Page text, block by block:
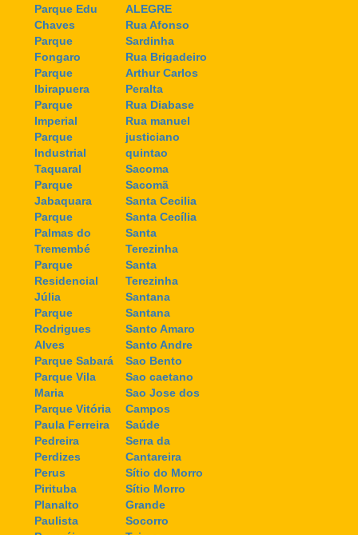
Parque Edu
Chaves
Parque
Fongaro
Parque
Ibirapuera
Parque
Imperial
Parque
Industrial
Taquaral
Parque
Jabaquara
Parque
Palmas do
Tremembé
Parque
Residencial
Júlia
Parque
Rodrigues
Alves
Parque Sabará
Parque Vila
Maria
Parque Vitória
Paula Ferreira
Pedreira
Perdizes
Perus
Pirituba
Planalto
Paulista
ALEGRE
Rua Afonso
Sardinha
Rua Brigadeiro
Arthur Carlos
Peralta
Rua Diabase
Rua manuel
justiciano
quintao
Sacoma
Sacomã
Santa Cecilia
Santa Cecília
Santa
Terezinha
Santa
Terezinha
Santana
Santana
Santo Amaro
Santo Andre
Sao Bento
Sao caetano
Sao Jose dos
Campos
Saúde
Serra da
Cantareira
Sítio do Morro
Sítio Morro
Grande
Socorro